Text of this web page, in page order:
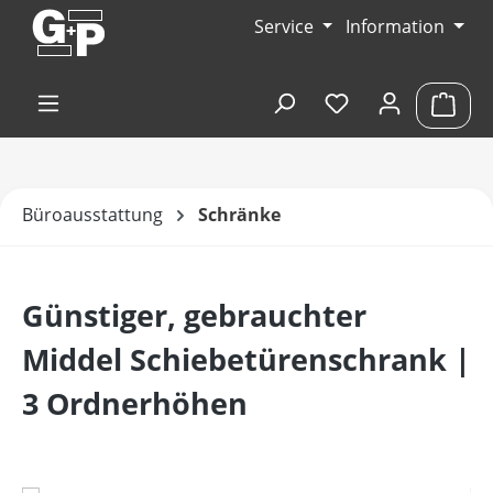
Zum Hauptinhalt springen Service Information
Du hast 0
Büroausstattung Schränke
Günstiger, gebrauchter
Middel Schiebetürenschrank |
3 Ordnerhöhen